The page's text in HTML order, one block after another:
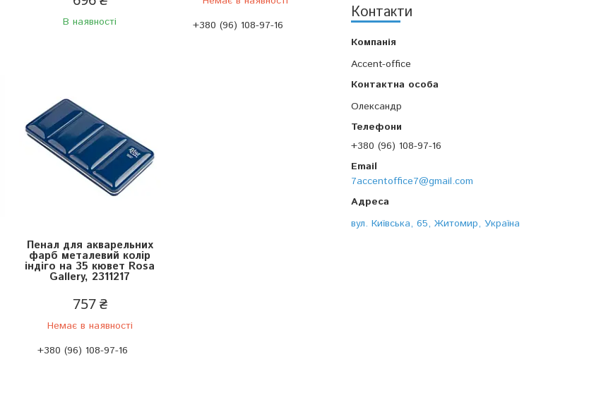
Контакти
Accent-office
Олександр
+380 (96) 108-97-16
7accentoffice7@gmail.com
вул. Київська, 65, Житомир, Україна
В наявності
+380 (96) 108-97-16
Пенал для акварельних
фарб металевий колір
індіго на 35 кювет Rosa
Gallery, 2311217
757 ₴
Немає в наявності
+380 (96) 108-97-16